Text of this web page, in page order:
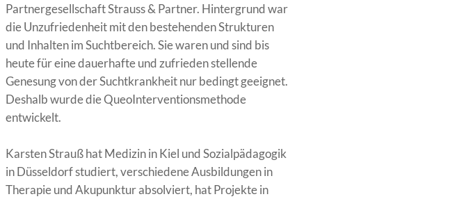
Partnergesellschaft Strauss & Partner. Hintergrund war
die Unzufriedenheit mit den bestehenden Strukturen
und Inhalten im Suchtbereich. Sie waren und sind bis
heute für eine dauerhafte und zufrieden stellende
Genesung von der Suchtkrankheit nur bedingt geeignet.
Deshalb wurde die QueoInterventionsmethode
entwickelt.
Karsten Strauß hat Medizin in Kiel und Sozialpädagogik
in Düsseldorf studiert, verschiedene Ausbildungen in
Therapie und Akupunktur absolviert, hat Projekte in